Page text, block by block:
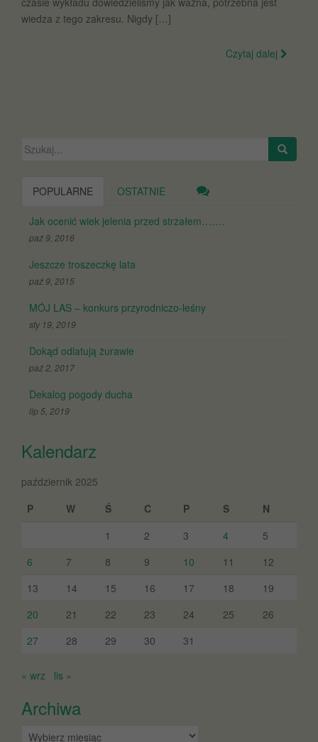
wiedza z tego zakresu. Nigdy […]
Czytaj dalej
Szukaj:
POPULARNE OSTATNIE
Jak ocenić wiek jelenia przed strzałem…….
paź 9, 2016
Jeszcze troszeczkę lata
paź 9, 2015
MÓJ LAS – konkurs przyrodniczo-leśny
sty 19, 2019
Dokąd odlatują żurawie
paź 2, 2017
Dekalog pogody ducha
lip 5, 2019
Kalendarz
październik 2025
P
W Ś C P S
N
1
2 3 4
5
6
7 8 9 10 11
12
13
14 15 16 17 18
19
20
21 22 23 24 25
26
27
28 29 30 31
« wrz lis »
Archiwa
Archiwa